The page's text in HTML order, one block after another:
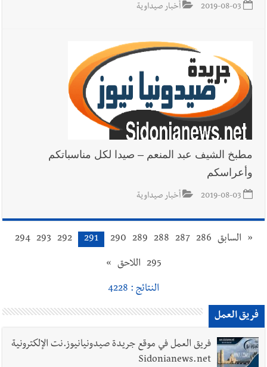
2019-08-03 أخبار صيداوية
مطبخ الشيف عبد المنعم – صيدا لكل مناسباتكم
وأعراسكم
2019-08-03 أخبار صيداوية
« السابق 286
287
288
289
290
291
292
293
294
295 اللاحق »
النتائج : 4228
فريق العمل
فريق العمل في موقع جريدة صيدونيانيوز.نت الإلكترونية
Sidonianews.net